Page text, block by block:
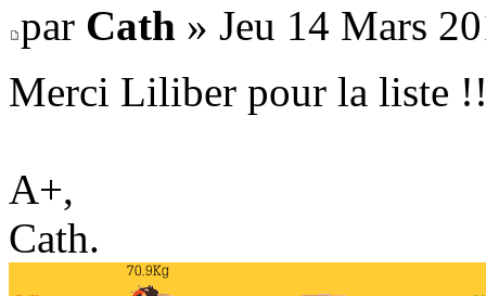
par Cath » Jeu 14 Mars
Merci Liliber pour la liste
A+,
Cath.